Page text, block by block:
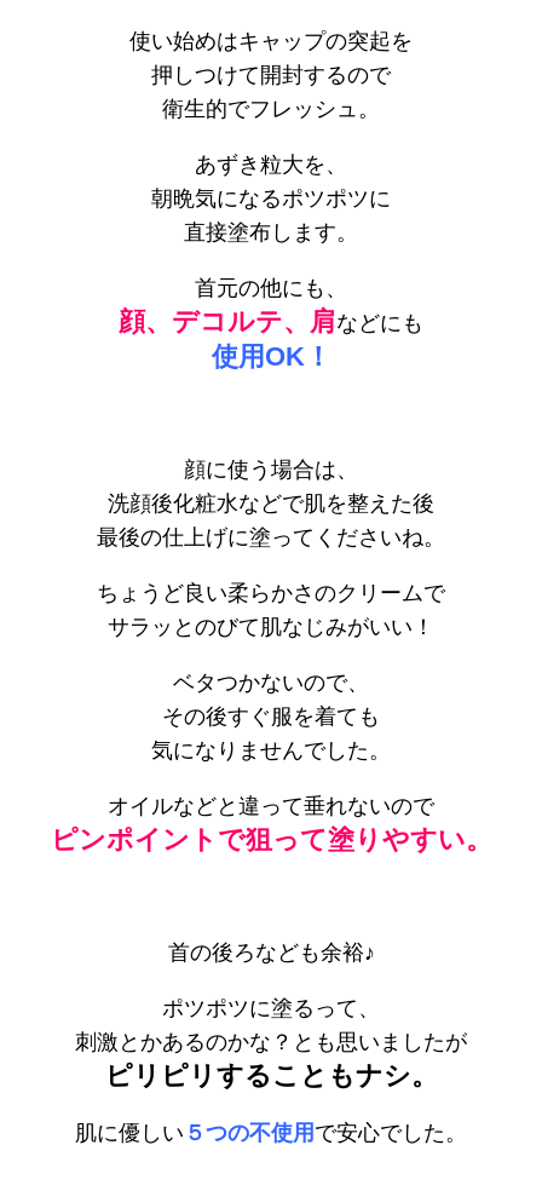
使い始めはキャップの突起を
押しつけて開封するので
衛生的でフレッシュ。
あずき粒大を、
朝晩気になるポツポツに
直接塗布します。
首元の他にも、
顔、デコルテ、肩などにも
使用OK！
顔に使う場合は、
洗顔後化粧水などで肌を整えた後
最後の仕上げに塗ってくださいね。
ちょうど良い柔らかさのクリームで
サラッとのびて肌なじみがいい！
ベタつかないので、
その後すぐ服を着ても
気になりませんでした。
オイルなどと違って垂れないので
ピンポイントで狙って塗りやすい。
首の後ろなども余裕♪
ポツポツに塗るって、
刺激とかあるのかな？とも思いましたが
ピリピリすることもナシ。
肌に優しい ５つの不使用 で安心でした。